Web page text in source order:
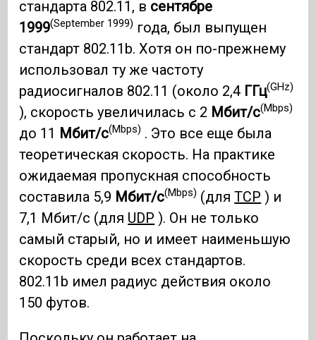
стандарта 802.11, в сентябре
1999(September 1999) года, был выпущен
стандарт 802.11b. Хотя он по-прежнему
использовал ту же частоту
радиосигналов 802.11 (около 2,4 ГГц(GHz)
), скорость увеличилась с 2 Мбит/с(Mbps)
до 11 Мбит/с(Mbps) . Это все еще была
теоретическая скорость. На практике
ожидаемая пропускная способность
составила 5,9 Мбит/с(Mbps) (дляTCP ) и
7,1 Мбит/с (для UDP ). Он не только
самый старый, но и имеет наименьшую
скорость среди всех стандартов.
802.11b имел радиус действия около
150 футов.